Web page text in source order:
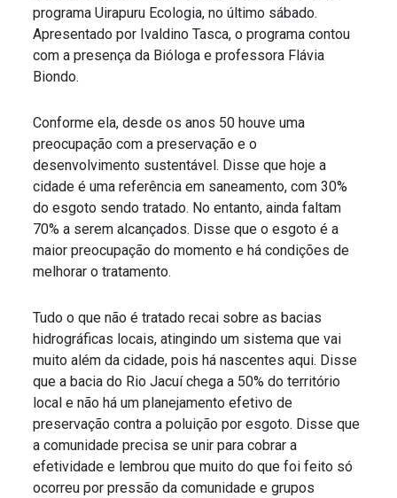
programa Uirapuru Ecologia, no último sábado.
Apresentado por Ivaldino Tasca, o programa contou
com a presença da Bióloga e professora Flávia
Biondo.
Conforme ela, desde os anos 50 houve uma
preocupação com a preservação e o
desenvolvimento sustentável. Disse que hoje a
cidade é uma referência em saneamento, com 30%
do esgoto sendo tratado. No entanto, ainda faltam
70% a serem alcançados. Disse que o esgoto é a
maior preocupação do momento e há condições de
melhorar o tratamento.
Tudo o que não é tratado recai sobre as bacias
hidrográficas locais, atingindo um sistema que vai
muito além da cidade, pois há nascentes aqui. Disse
que a bacia do Rio Jacuí chega a 50% do território
local e não há um planejamento efetivo de
preservação contra a poluição por esgoto. Disse que
a comunidade precisa se unir para cobrar a
efetividade e lembrou que muito do que foi feito só
ocorreu por pressão da comunidade e grupos